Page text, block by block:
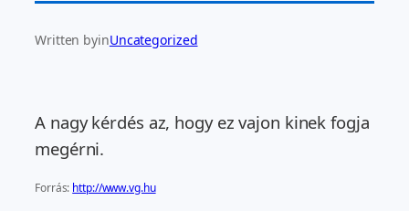
Written byinUncategorized
A nagy kérdés az, hogy ez vajon kinek fogja
megérni.
Forrás: http://www.vg.hu